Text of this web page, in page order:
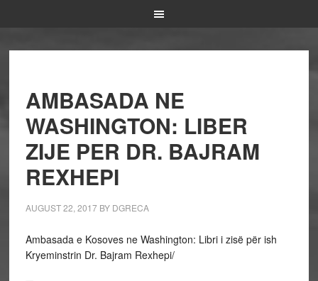
AMBASADA NE
WASHINGTON: LIBER
ZIJE PER DR. BAJRAM
REXHEPI
AUGUST 22, 2017BY DGRECA
Ambasada e Kosoves ne Washington: Libri i zisë për ish
Kryeminstrin Dr. Bajram Rexhepi/